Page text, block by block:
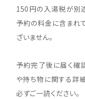
150円の入湯税が別
予約の料金に含まれ
ざいません。
予約完了後に届く確
や持ち物に関する詳
必ずご一読ください。